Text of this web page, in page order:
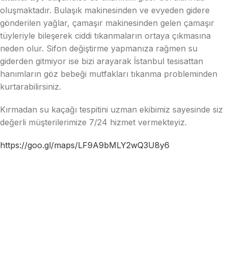
oluşmaktadır. Bulaşık makinesinden ve evyeden gidere
gönderilen yağlar, çamaşır makinesinden gelen çamaşır
tüyleriyle bileşerek ciddi tıkanmaların ortaya çıkmasına
neden olur. Sifon değiştirme yapmanıza rağmen su
giderden gitmiyor ise bizi arayarak İstanbul tesisattan
hanımların göz bebeği mutfakları tıkanma probleminden
kurtarabilirsiniz.
Kırmadan su kaçağı tespitini uzman ekibimiz sayesinde siz
değerli müşterilerimize 7/24 hizmet vermekteyiz.
https://goo.gl/maps/LF9A9bMLY2wQ3U8y6